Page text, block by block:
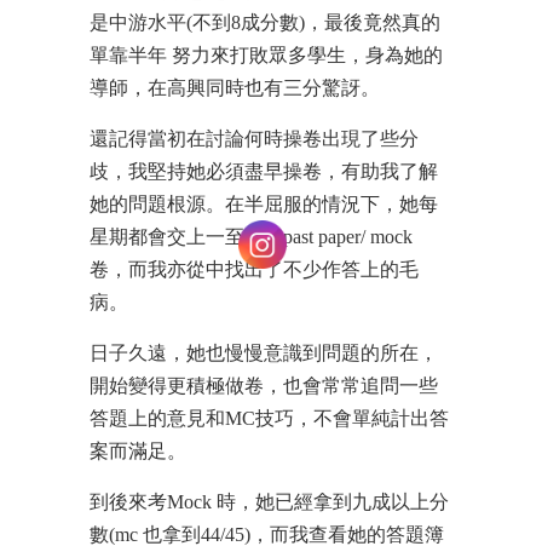
是中游水平(不到8成分數)，最後竟然真的
單靠半年 努力來打敗眾多學生，身為她的
導師，在高興同時也有三分驚訝。
還記得當初在討論何時操卷出現了些分
歧，我堅持她必須盡早操卷，有助我了解
她的問題根源。在半屈服的情況下，她每
星期都會交上一至兩份past paper/ mock
卷，而我亦從中找出了不少作答上的毛
病。
日子久遠，她也慢慢意識到問題的所在，
開始變得更積極做卷，也會常常追問一些
答題上的意見和MC技巧，不會單純計出答
案而滿足。
到後來考Mock 時，她已經拿到九成以上分
數(mc 也拿到44/45)，而我查看她的答題簿